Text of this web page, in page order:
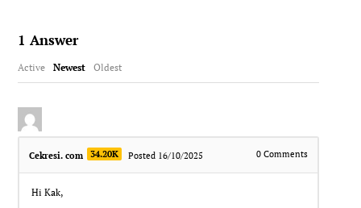
1 Answer
Active Newest Oldest
Cekresi. com 34.20K Posted 16/10/2025 0Comments
Hi Kak,